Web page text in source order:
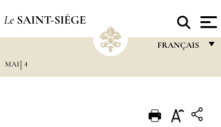
Le SAINT-SIÈGE
FRANÇAIS
PORTUGUÊS
MAI 4